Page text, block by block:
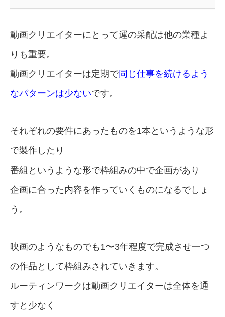
動画クリエイターにとって運の采配は他の業種よ
りも重要。
動画クリエイターは定期で同じ仕事を続けるよう
なパターンは少ないです。
それぞれの要件にあったものを1本というような形
で製作したり
番組というような形で枠組みの中で企画があり
企画に合った内容を作っていくものになるでしょ
う。
映画のようなものでも1〜3年程度で完成させ一つ
の作品として枠組みされていきます。
ルーティンワークは動画クリエイターは全体を通
すと少なく